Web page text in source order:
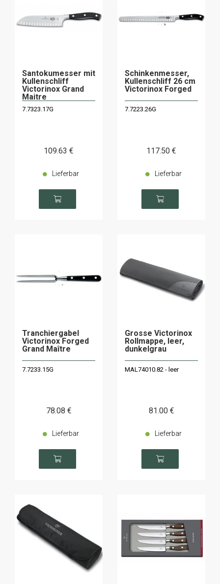
Santokumesser mit
Kullenschliff
Victorinox Grand
Maitre
7.7323.17G
109.63 €
Lieferbar
Schinkenmesser,
Kullenschliff 26 cm
Victorinox Forged
7.7223.26G
117.50 €
Lieferbar
Tranchiergabel
Victorinox Forged
Grand Maître
7.7233.15G
78.08 €
Lieferbar
Grosse Victorinox
Rollmappe, leer,
dunkelgrau
MAL74010.82 - leer
81.00 €
Lieferbar